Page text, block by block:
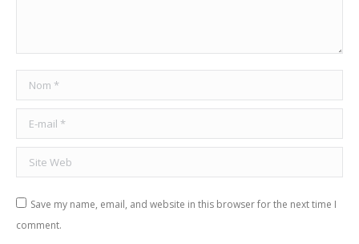
Nom *
E-mail *
Site Web
Save my name, email, and website in this browser for the next time I
comment.